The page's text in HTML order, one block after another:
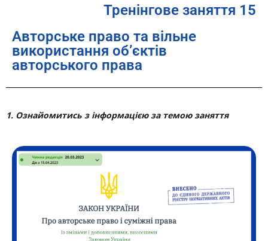
Тренінгове заняття 15
Авторське право та вільне
використання об’єктів
авторського права
1. Ознайомитись з інформацією за темою заняття